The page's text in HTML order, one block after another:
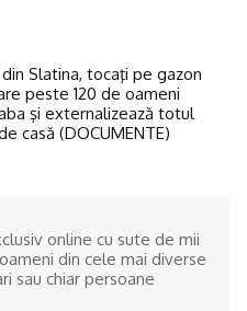
Slatina, tocaţi pe gazon
peste 120 de oameni
şi externalizează totul
casă (DOCUMENTE)
online cu sute de mii
din cele mai diverse
sau chiar persoane